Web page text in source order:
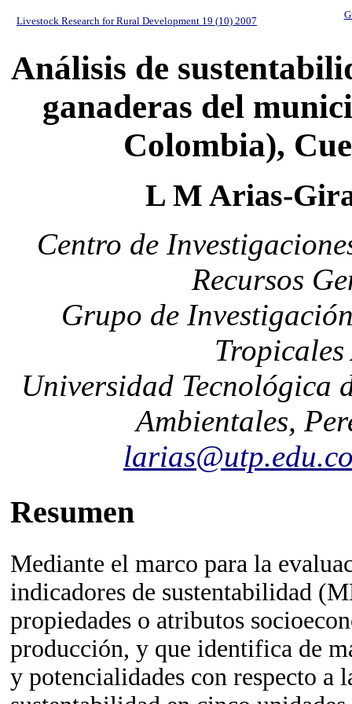
Livestock Research for Rural Development 19 (10) 2007
Análisis de
ganaderas del
Colombia),
L M Arias-
Centro de
Recursos
Grupo de
Universidad Tecnológica
Ambientales,
Resumen
Mediante el marco para la
indicadores de sustentabilidad
propiedades o atributos
producción, y que identifica de
y potencialidades con respecto a